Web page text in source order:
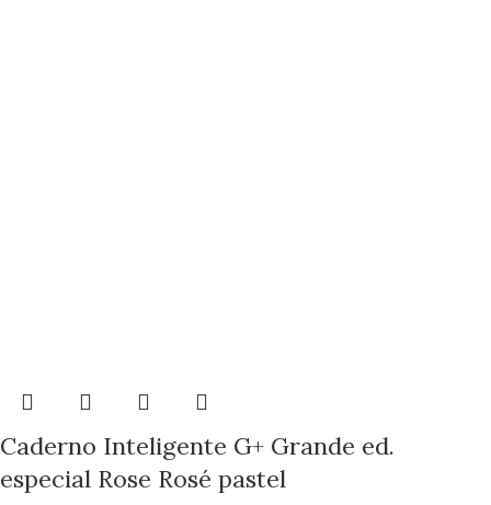
Caderno Inteligente G+ Grande ed.
especial Rose Rosé pastel